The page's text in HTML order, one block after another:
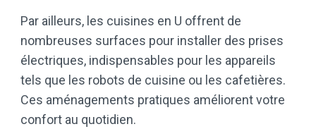
Par ailleurs, les cuisines en U offrent de
nombreuses surfaces pour installer des prises
électriques, indispensables pour les appareils
tels que les robots de cuisine ou les cafetières.
Ces aménagements pratiques améliorent votre
confort au quotidien.